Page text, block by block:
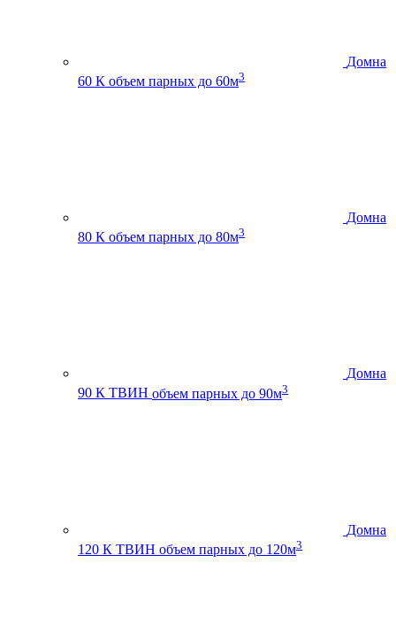
Домна
60 К объем парных до 60м3
Домна
80 К объем парных до 80м3
Домна
90 К ТВИН объем парных до 90м3
Домна
120 К ТВИН объем парных до 120м3